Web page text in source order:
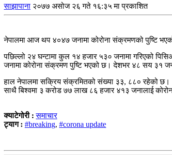
साझापाना २०७७ असोज २६ गते १६:३५ मा प्रकाशित
नेपालमा आज थप ४०४७ जनामा कोरोना संक्रमणको पुष्टि
पछिल्लो २४ घन्टामा कुल १४ हजार ५३० जनामा गरिएको
जनामा कोरोना संक्रमण पुष्टि भएको छ। देशभर ४८ सय ३१
हाल नेपालमा सक्रिय संक्रमितको संख्या ३३, ८८० रहेको छ।
साथै बिश्वमा ३ करोड ७७ लाख ८६ हजार ४१३ जनालाई
क्याटेगोरी :समाचार
ट्याग : #breaking, #corona update